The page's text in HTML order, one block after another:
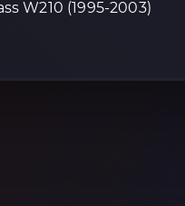
W210 (1995-2003)